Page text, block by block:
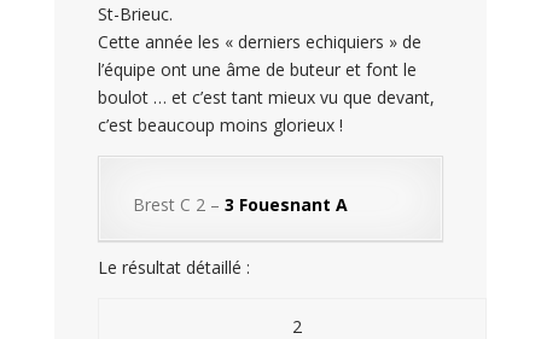
St-Brieuc.
Cette année les « derniers echiquiers » de
l’équipe ont une âme de buteur et font le
boulot … et c’est tant mieux vu que devant,
c’est beaucoup moins glorieux !
Brest C 2 – 3 Fouesnant A
Le résultat détaillé :
2